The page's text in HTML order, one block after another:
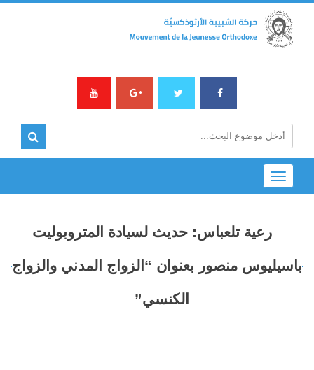
Toggle
navigation
رعية تلعباس: حديث لسيادة المتروبوليت
باسيليوس منصور بعنوان “الزواج المدني والزواج
الكنسي”